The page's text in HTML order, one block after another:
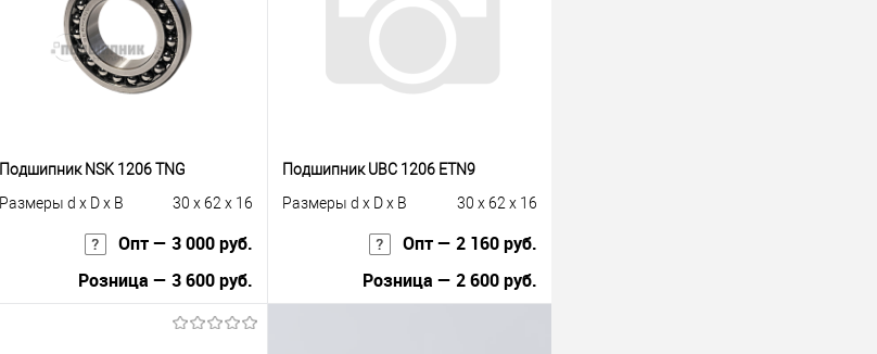
Подшипник NSK 1206 TNG
Размеры d x D x B
30 x 62 x 16
Опт — 3 000 руб.
Розница — 3 600 руб.
Подшипник UBC 1206 ETN9
Размеры d x D x B
30 x 62 x 16
Опт — 2 160 руб.
Розница — 2 600 руб.